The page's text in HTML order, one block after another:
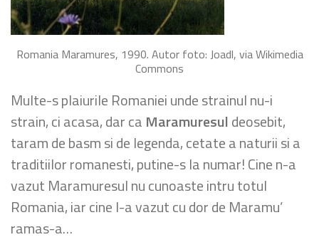
Romania Maramures, 1990. Autor foto: Joadl, via Wikimedia
Commons
Multe-s plaiurile Romaniei unde strainul nu-i
strain, ci acasa, dar ca Maramuresuldeosebit,
taram de basm si de legenda, cetate a naturii si a
traditiilor romanesti, putine-s la numar! Cine n-a
vazut Maramuresul nu cunoaste intru totul
Romania, iar cine l-a vazut cu dor de Maramu’
ramas-a…